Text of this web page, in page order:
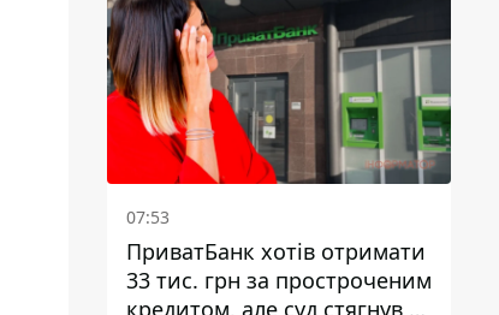
07:53
ПриватБанк хотів отримати
33 тис. грн за простроченим